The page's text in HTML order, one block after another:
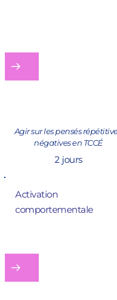
Agir sur les pensés
négatives en TCCÉ
2 jours
Activation
comportementale